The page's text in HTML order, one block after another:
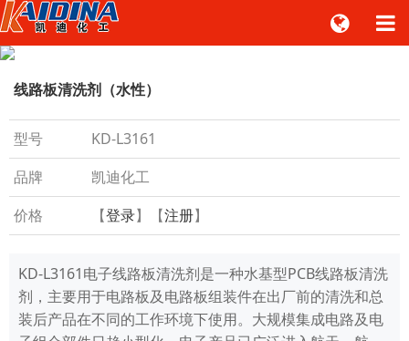
线路板清洗剂（水性）
型号
KD-L3161
品牌
凯迪化工
价格
【登录】【注册】
KD-L3161电子线路板清洗剂是一种水基型PCB线路板清洗
剂，主要用于电路板及电路板组装件在出厂前的清洗和总
装后产品在不同的工作环境下使用。大规模集成电路及电